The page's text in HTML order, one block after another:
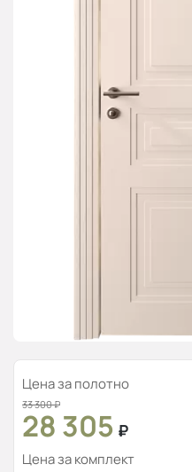
Цена за полотно
33 300₽
28 305 ₽
Цена за комплект